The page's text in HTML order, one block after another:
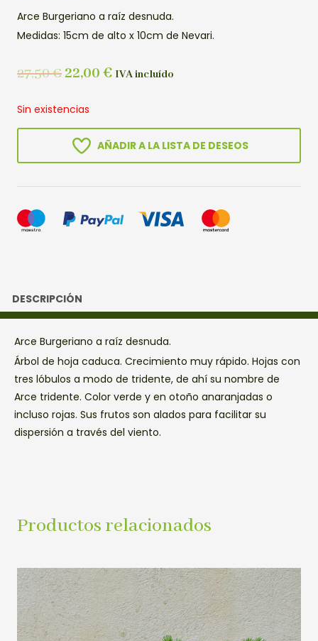
Arce Burgeriano a raíz desnuda.
Medidas: 15cm de alto x 10cm de Nevari.
27,50€ 22,00 € IVA incluído
Sin existencias
AÑADIR A LA LISTA DE DESEOS
DESCRIPCIÓN
Arce Burgeriano a raíz desnuda.
Árbol de hoja caduca. Crecimiento muy rápido. Hojas con
tres lóbulos a modo de tridente, de ahí su nombre de
Arce tridente. Color verde y en otoño anaranjadas o
incluso rojas. Sus frutos son alados para facilitar su
dispersión a través del viento.
Productos relacionados